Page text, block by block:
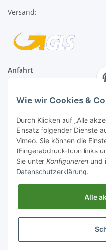
Versand:
Anfahrt
1A Football Angebote
1A-Football ist
registrierter Partner:
Wie wir Cookies &
Durch Klicken auf „Alle
Einsatz folgender Dienste
Vimeo. Sie können die
(Fingerabdruck-Icon links
Sie unter Konfigurieren und
Datenschutzerklärung.
Alle